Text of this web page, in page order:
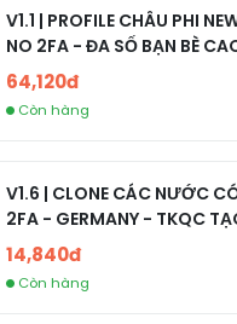
V1.1 | PROFILE CHÂU PHI
NO 2FA - ĐA SỐ BẠN BÈ
64,120đ
Còn hàng
V1.6 | CLONE CÁC NƯỚC
2FA - GERMANY - TKQC
TRÊN 3 NGÀY - LIVE ADS -
fviainboxes.com - CLONE
NEW KHÔNG BẢO HÀNH
14,840đ
Còn hàng